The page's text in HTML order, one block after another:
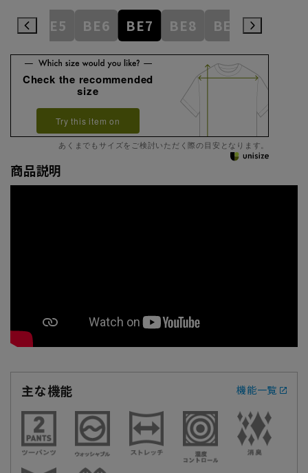
BE5 BE6 BE7 BE8 BE9 BE10
Check the recommended
size
Try this item on
あくまでもサイズをご検討いただく際の目安となります。
商品説明
主な機能 機能一覧